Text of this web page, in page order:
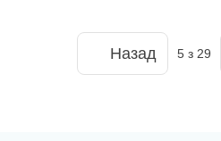
Назад 5з 29